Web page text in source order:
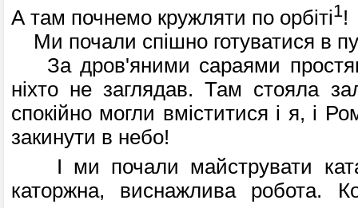
А там почнемо круж­ляти по орбіті1!
Ми почали спішно готуватися в
За дров'яними сараями
ніхто не заглядав. Там стояла
спокійно могли вміститися і я, і
закинути в небо!
І ми почали майструвати
каторжна, виснажлива робота.